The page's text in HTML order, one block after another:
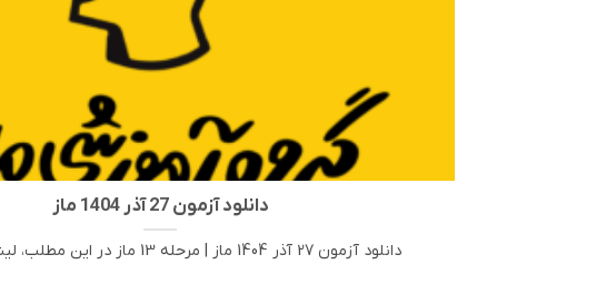
دانلود آزمون 27 آذر 1404 ماز
دانلود آزمون 27 آذر 1404 ماز | مرحله 13 ماز در این مطلب، لینک دانلود [...]